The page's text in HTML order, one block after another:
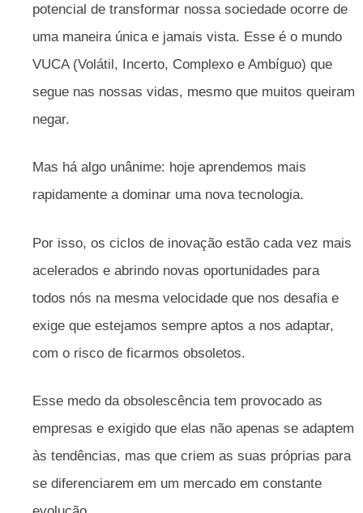
potencial de transformar nossa sociedade ocorre de
uma maneira única e jamais vista. Esse é o mundo
VUCA (Volátil, Incerto, Complexo e Ambíguo) que
segue nas nossas vidas, mesmo que muitos queiram
negar.
Mas há algo unânime: hoje aprendemos mais
rapidamente a dominar uma nova tecnologia.
Por isso, os ciclos de inovação estão cada vez mais
acelerados e abrindo novas oportunidades para
todos nós na mesma velocidade que nos desafia e
exige que estejamos sempre aptos a nos adaptar,
com o risco de ficarmos obsoletos.
Esse medo da obsolescência tem provocado as
empresas e exigido que elas não apenas se adaptem
às tendências, mas que criem as suas próprias para
se diferenciarem em um mercado em constante